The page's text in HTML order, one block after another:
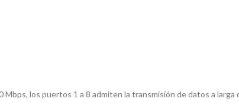
los puertos 1 a 8 admiten la transmisión de datos a